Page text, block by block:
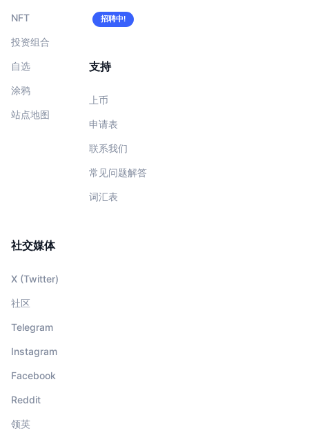
NFT
投资组合
自选
涂鸦
站点地图
招聘中!
支持
上币
申请表
联系我们
常见问题解答
词汇表
社交媒体
X (Twitter)
社区
Telegram
Instagram
Facebook
Reddit
领英